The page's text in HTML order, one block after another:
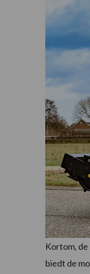
Kortom,
biedt de